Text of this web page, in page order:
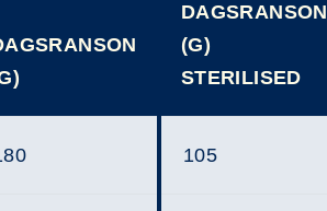
DAGSRANSON
(G)
STERILISED
105